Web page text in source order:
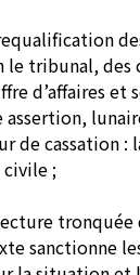
le tribunal, des
d’affaires et
assertion,
de cassation
;
tronquée
sanctionne